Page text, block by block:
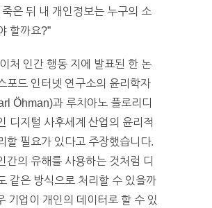
은 뒤 내 개인정보는 누구의 소
할까요?”
처 인간 행동 지에 발표된 한 논
포드 인터넷 연구소의 윤리학자
Öhman)과 루치아노 플로리디
디지털 사후세계 산업의 윤리적
할 필요가 있다고 주장했습니다.
간의 유해를 사용하는 것처럼 디
같은 방식으로 처리할 수 있을까
기업이 개인의 데이터로 할 수 있